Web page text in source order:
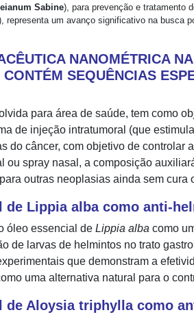
Sabine), para prevenção e tratamento
representa um avanço significativo na busca
NANOMÉTRICA
SEQUÊNCIAS
para área de saúde, tem como
de injeção intratumoral (que
do câncer, com objetivo de controlar
ou spray nasal, a composição
outras neoplasias ainda sem cura
de Lippia alba como anti-
óleo essencial de Lippia alba como
de larvas de helmintos no trato
que demonstram a
uma alternativa natural para o
de Aloysia triphylla como